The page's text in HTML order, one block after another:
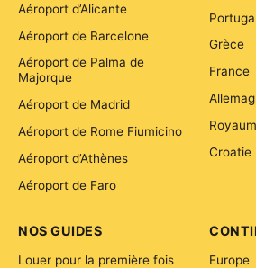
Aéroport d’Alicante
Aéroport de Barcelone
Aéroport de Palma de
Majorque
Aéroport de Madrid
Aéroport de Rome Fiumicino
Aéroport d’Athènes
Aéroport de Faro
Grèce
France
Croatie
Europe
NOS GUIDES
Louer pour la première fois